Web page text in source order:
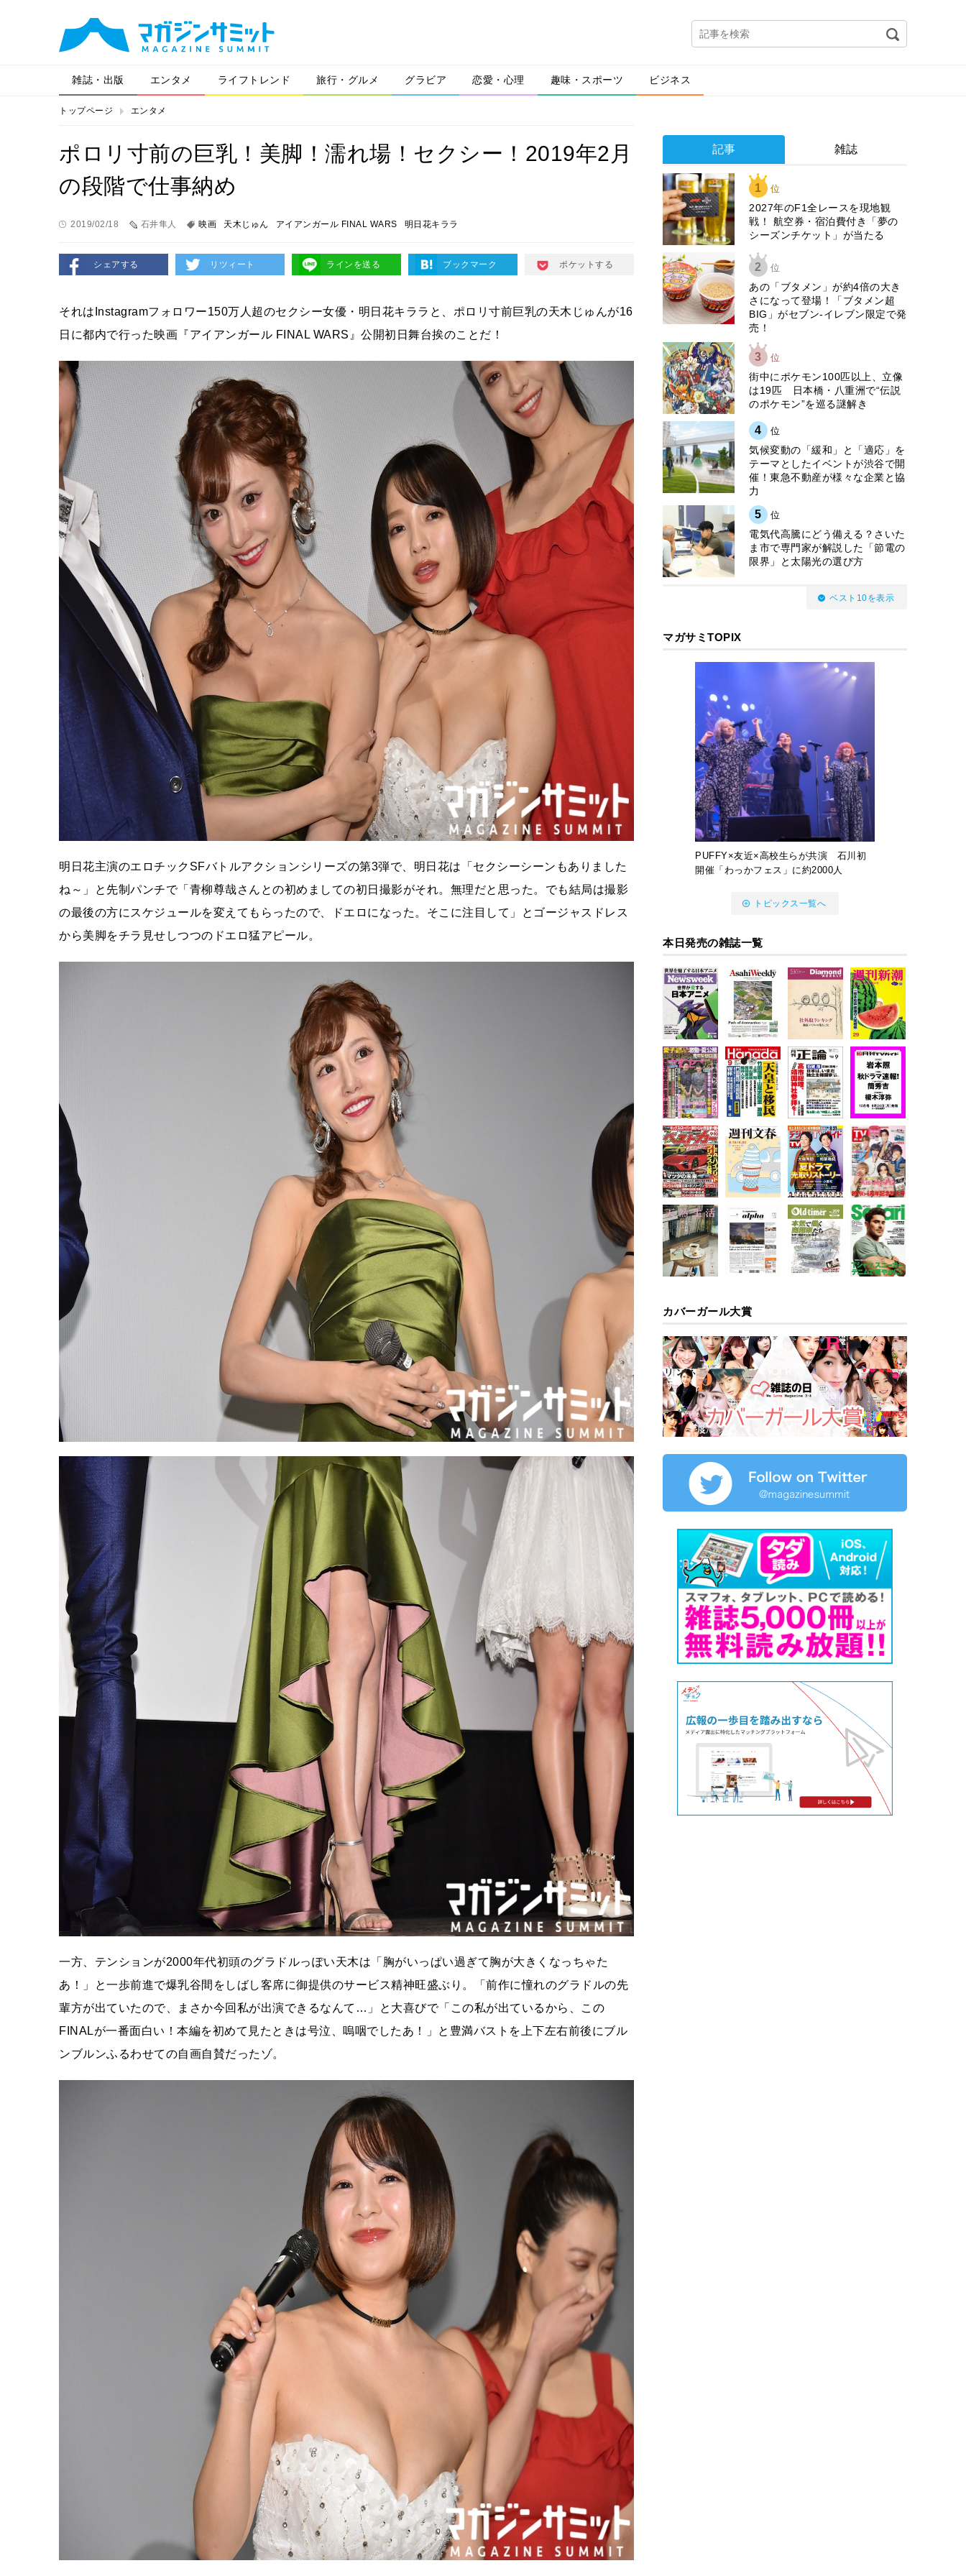
雑誌・出版 エンタメ ライフトレンド 旅行・グルメ グラビア 恋愛・心理 趣味・スポーツ ビジネス
トップページ エンタメ
ポロリ寸前の巨乳！美脚！濡れ場！セクシー！2019年2月
の段階で仕事納め
2019/02/18 石井隼人 映画 天木じゅん アイアンガール FINAL WARS 明日花キララ
シェアする リツィート ラインを送る ブックマーク ポケットする
それはInstagramフォロワー150万人超のセクシー女優・明日花キララと、ポロリ寸前巨乳の天木じゅんが16
日に都内で行った映画『アイアンガール FINAL WARS』公開初日舞台挨のことだ！
明日花主演のエロチックSFバトルアクションシリーズの第3弾で、明日花は「セクシーシーンもありました
ね～」と先制パンチで「青柳尊哉さんとの初めましての初日撮影がそれ。無理だと思った。でも結局は撮影
の最後の方にスケジュールを変えてもらったので、ドエロになった。そこに注目して」とゴージャスドレス
から美脚をチラ見せしつつのドエロ猛アピール。
一方、テンションが2000年代初頭のグラドルっぽい天木は「胸がいっぱい過ぎて胸が大きくなっちゃた
あ！」と一歩前進で爆乳谷間をしばし客席に御提供のサービス精神旺盛ぶり。「前作に憧れのグラドルの先
輩方が出ていたので、まさか今回私が出演できるなんて…」と大喜びで「この私が出ているから、この
FINALが一番面白い！本編を初めて見たときは号泣、嗚咽でしたあ！」と豊満バストを上下左右前後にブル
ンブルンふるわせての自画自賛だったゾ。
記事 雑誌
1 位
2027年のF1全レースを現地観
戦！ 航空券・宿泊費付き「夢の
シーズンチケット」が当たる
2 位
あの「ブタメン」が約4倍の大き
さになって登場！「ブタメン超
BIG」がセブン‐イレブン限定で発
売！
3 位
街中にポケモン100匹以上、立像
は19匹 日本橋・八重洲で“伝説
のポケモン”を巡る謎解き
4 位
気候変動の「緩和」と「適応」を
テーマとしたイベントが渋谷で開
催！東急不動産が様々な企業と協
力
5 位
電気代高騰にどう備える？さいた
ま市で専門家が解説した「節電の
限界」と太陽光の選び方
ベスト10を表示
マガサミTOPIX
PUFFY×友近×高校生らが共演 石川初
開催「わっかフェス」に約2000人
トピックス一覧へ
本日発売の雑誌一覧
カバーガール大賞